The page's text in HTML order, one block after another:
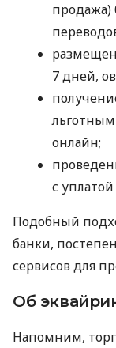
продажа)
7 дней,
онлайн;
с
Подобный
банки,
сервисов для
Об
Напомним,